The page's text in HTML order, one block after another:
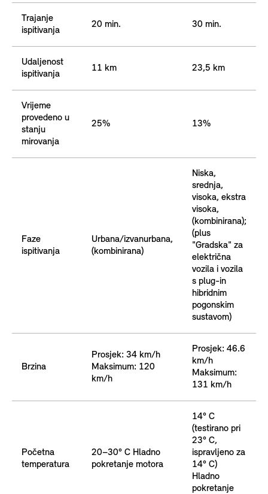
Trajanje
ispitivanja
20 min. 30 min.
Udaljenost
ispitivanja
11 km 23,5 km
Vrijeme
provedeno u
stanju
mirovanja
25% 13%
Faze
ispitivanja
Urbana/izvanurbana,
(kombinirana)
Niska,
srednja,
visoka, ekstra
visoka,
(kombinirana);
(plus
"Gradska" za
električna
vozila i vozila
s plug-in
hibridnim
pogonskim
sustavom)
Brzina
Prosjek: 34 km/h
Maksimum: 120
km/h
Prosjek: 46.6
km/h
Maksimum:
131 km/h
Početna
temperatura
20–30° C Hladno
pokretanje motora
14° C
(testirano pri
23° C,
ispravljeno za
14° C)
Hladno
pokretanje